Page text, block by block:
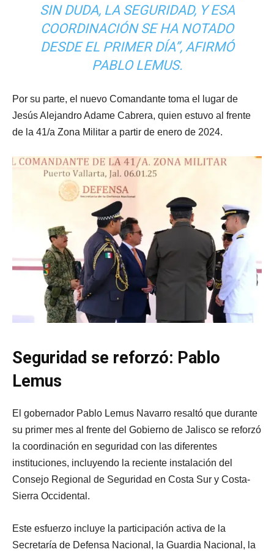
SIN DUDA, LA SEGURIDAD, Y ESA
COORDINACIÓN SE HA NOTADO
DESDE EL PRIMER DÍA”, AFIRMÓ
PABLO LEMUS.
Por su parte, el nuevo Comandante toma el lugar de
Jesús Alejandro Adame Cabrera, quien estuvo al frente
de la 41/a Zona Militar a partir de enero de 2024.
Seguridad se reforzó: Pablo
Lemus
El gobernador Pablo Lemus Navarro resaltó que durante
su primer mes al frente del Gobierno de Jalisco se reforzó
la coordinación en seguridad con las diferentes
instituciones, incluyendo la reciente instalación del
Consejo Regional de Seguridad en Costa Sur y Costa-
Sierra Occidental.
Este esfuerzo incluye la participación activa de la
Secretaría de Defensa Nacional, la Guardia Nacional, la